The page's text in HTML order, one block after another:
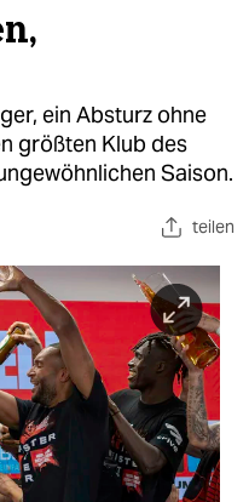
ein Absturz ohne
größten Klub des
Saison.
teilen